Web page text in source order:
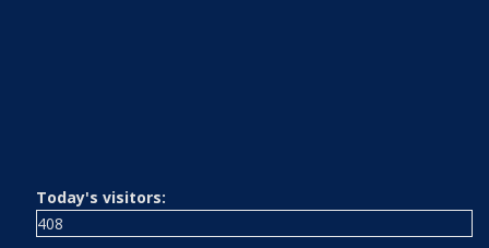
Today's visitors:
408